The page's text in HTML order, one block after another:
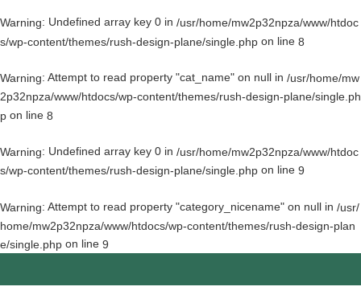
Warning: Undefined array key 0 in /usr/home/mw2p32npza/www/htdoc
s/wp-content/themes/rush-design-plane/single.php on line 8
Warning: Attempt to read property "cat_name" on null in /usr/home/mw
2p32npza/www/htdocs/wp-content/themes/rush-design-plane/single.ph
p on line 8
Warning: Undefined array key 0 in /usr/home/mw2p32npza/www/htdoc
s/wp-content/themes/rush-design-plane/single.php on line 9
Warning: Attempt to read property "category_nicename" on null in /usr/
home/mw2p32npza/www/htdocs/wp-content/themes/rush-design-plan
e/single.php on line 9